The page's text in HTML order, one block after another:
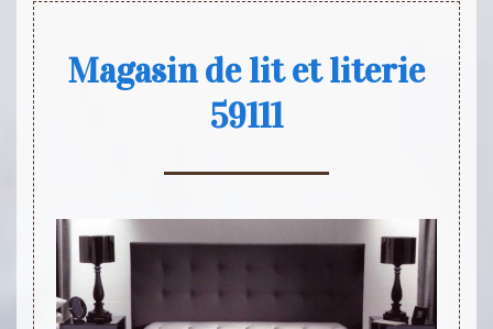
Magasin de lit et literie
59111